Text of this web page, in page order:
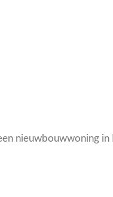
nieuwbouwwoning